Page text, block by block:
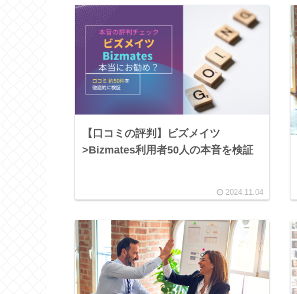
【口コミの評判】ビズメイツ
>Bizmates利用者50人の本音を検証
2024.11.04